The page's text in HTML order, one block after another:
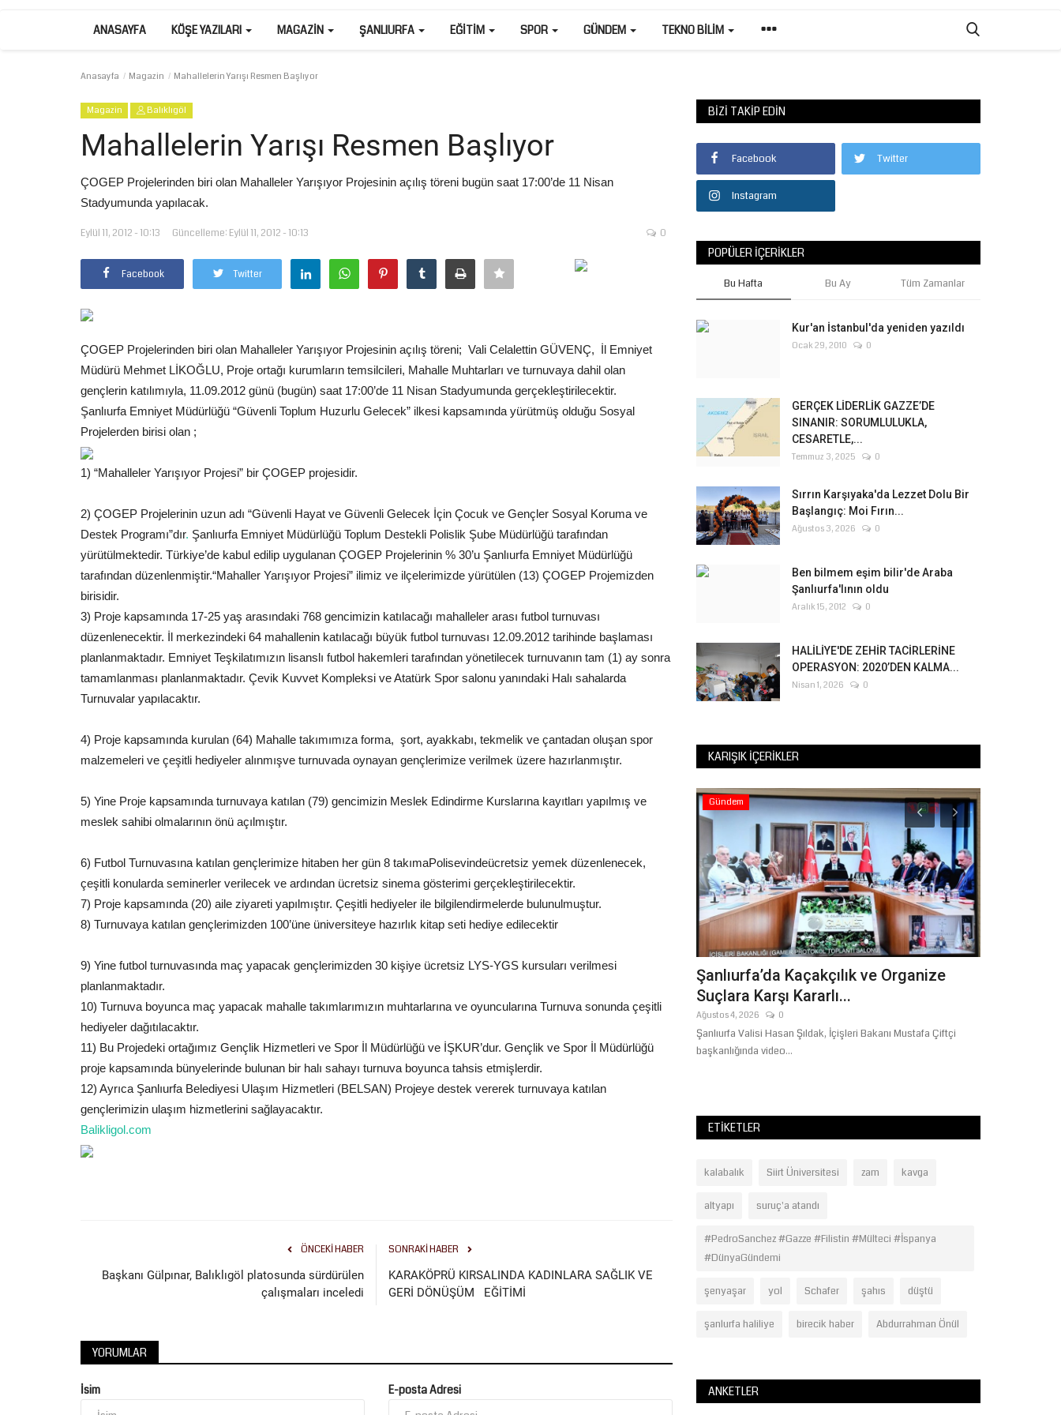
ANASAYFA KÖŞE YAZILARI MAGAZIN ŞANLIURFA EĞITIM SPOR GÜNDEM TEKNO BILIM
Anasayfa Magazin Mahallelerin Yarışı Resmen Başlıyor
Magazin Balıklıgöl
Mahallelerin Yarışı Resmen Başlıyor
ÇOGEP Projelerinden biri olan Mahalleler Yarışıyor Projesinin açılış töreni bugün saat 17:00’de 11 Nisan
Stadyumunda yapılacak.
Eylül 11, 2012 - 10:13 Güncelleme: Eylül 11, 2012 - 10:13 0
Facebook Twitter
ÇOGEP Projelerinden biri olan Mahalleler Yarışıyor Projesinin açılış töreni; Vali Celalettin GÜVENÇ, İl Emniyet
Müdürü Mehmet LİKOĞLU, Proje ortağı kurumların temsilcileri, Mahalle Muhtarları ve turnuvaya dahil olan
gençlerin katılımıyla, 11.09.2012 günü (bugün) saat 17:00’de 11 Nisan Stadyumunda gerçekleştirilecektir.
Şanlıurfa Emniyet Müdürlüğü “Güvenli Toplum Huzurlu Gelecek” ilkesi kapsamında yürütmüş olduğu Sosyal
Projelerden birisi olan ;
1) “Mahalleler Yarışıyor Projesi” bir ÇOGEP projesidir.
2) ÇOGEP Projelerinin uzun adı “Güvenli Hayat ve Güvenli Gelecek İçin Çocuk ve Gençler Sosyal Koruma ve
Destek Programı”dır. Şanlıurfa Emniyet Müdürlüğü Toplum Destekli Polislik Şube Müdürlüğü tarafından
yürütülmektedir. Türkiye’de kabul edilip uygulanan ÇOGEP Projelerinin % 30’u Şanlıurfa Emniyet Müdürlüğü
tarafından düzenlenmiştir.“Mahaller Yarışıyor Projesi” ilimiz ve ilçelerimizde yürütülen (13) ÇOGEP Projemizden
birisidir.
3) Proje kapsamında 17-25 yaş arasındaki 768 gencimizin katılacağı mahalleler arası futbol turnuvası
düzenlenecektir. İl merkezindeki 64 mahallenin katılacağı büyük futbol turnuvası 12.09.2012 tarihinde başlaması
planlanmaktadır. Emniyet Teşkilatımızın lisanslı futbol hakemleri tarafından yönetilecek turnuvanın tam (1) ay sonra
tamamlanması planlanmaktadır. Çevik Kuvvet Kompleksi ve Atatürk Spor salonu yanındaki Halı sahalarda
Turnuvalar yapılacaktır.
4) Proje kapsamında kurulan (64) Mahalle takımımıza forma, şort, ayakkabı, tekmelik ve çantadan oluşan spor
malzemeleri ve çeşitli hediyeler alınmışve turnuvada oynayan gençlerimize verilmek üzere hazırlanmıştır.
5) Yine Proje kapsamında turnuvaya katılan (79) gencimizin Meslek Edindirme Kurslarına kayıtları yapılmış ve
meslek sahibi olmalarının önü açılmıştır.
6) Futbol Turnuvasına katılan gençlerimize hitaben her gün 8 takımaPolisevindeücretsiz yemek düzenlenecek,
çeşitli konularda seminerler verilecek ve ardından ücretsiz sinema gösterimi gerçekleştirilecektir.
7) Proje kapsamında (20) aile ziyareti yapılmıştır. Çeşitli hediyeler ile bilgilendirmelerde bulunulmuştur.
8) Turnuvaya katılan gençlerimizden 100’üne üniversiteye hazırlık kitap seti hediye edilecektir
9) Yine futbol turnuvasında maç yapacak gençlerimizden 30 kişiye ücretsiz LYS-YGS kursuları verilmesi
planlanmaktadır.
10) Turnuva boyunca maç yapacak mahalle takımlarımızın muhtarlarına ve oyuncularına Turnuva sonunda çeşitli
hediyeler dağıtılacaktır.
11) Bu Projedeki ortağımız Gençlik Hizmetleri ve Spor İl Müdürlüğü ve İŞKUR’dur. Gençlik ve Spor İl Müdürlüğü
proje kapsamında bünyelerinde bulunan bir halı sahayı turnuva boyunca tahsis etmişlerdir.
12) Ayrıca Şanlıurfa Belediyesi Ulaşım Hizmetleri (BELSAN) Projeye destek vererek turnuvaya katılan
gençlerimizin ulaşım hizmetlerini sağlayacaktır.
Balikligol.com
ÖNCEKI HABER
Başkanı Gülpınar, Balıklıgöl platosunda sürdürülen
çalışmaları inceledi
SONRAKI HABER
KARAKÖPRÜ KIRSALINDA KADINLARA SAĞLIK VE
GERİ DÖNÜŞÜM EĞİTİMİ
YORUMLAR
İsim E-posta Adresi
BIZI TAKIP EDIN
Facebook Twitter
Instagram
POPÜLER İÇERIKLER
Bu Hafta Bu Ay Tüm Zamanlar
Kur'an İstanbul'da yeniden yazıldı
Ocak 29, 2010 0
GERÇEK LİDERLİK GAZZE’DE
SINANIR: SORUMLULUKLA,
CESARETLE,...
Temmuz 3, 2025 0
Sırrın Karşıyaka'da Lezzet Dolu Bir
Başlangıç: Moi Fırın...
Ağustos 3, 2026 0
Ben bilmem eşim bilir'de Araba
Şanlıurfa'lının oldu
Aralık 15, 2012 0
HALİLİYE'DE ZEHİR TACİRLERİNE
OPERASYON: 2020’DEN KALMA...
Nisan 1, 2026 0
KARIŞIK İÇERIKLER
Sağlık
Termometreler Yükseliyor, Tehlike
Büyüyor: Uzmanından Hayati...
Temmuz 17, 2026 0
Şanlıurfa Eğitim ve Araştırma Hastanesi İç Hastalıkları Uzmanı
Dr. Tuğba Ünal, mevsim...
Tekno Bilim
Şanlıurfa’da TEKNOFEST Seferberliği:
TEKNOFEST 2026 için...
Gündem
Şanlıurfa’da Kaçakçılık ve Organize
Suçlara Karşı Kararlı...
Ağustos 4, 2026 0
Şanlıurfa Valisi Hasan Şıldak, İçişleri Bakanı Mustafa Çiftçi
başkanlığında video...
ETIKETLER
kalabalık Siirt Üniversitesi zam kavga
altyapı suruç'a atandı
#PedroSanchez #Gazze #Filistin #Mülteci #İspanya
#DünyaGündemi
şenyaşar yol Schafer şahıs düştü
şanlurfa haliliye birecik haber Abdurrahman Önül
ANKETLER